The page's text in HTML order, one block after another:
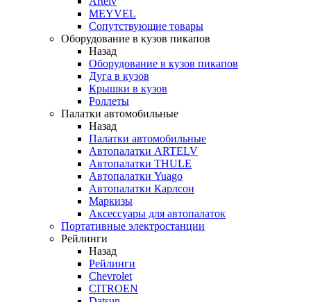
MEYVEL
Сопутствующие товары
Оборудование в кузов пикапов
Назад
Оборудование в кузов пикапов
Дуга в кузов
Крышки в кузов
Роллеты
Палатки автомобильные
Назад
Палатки автомобильные
Автопалатки ARTELV
Автопалатки THULE
Автопалатки Yuago
Автопалатки Карлсон
Маркизы
Аксессуары для автопалаток
Портативные электростанции
Рейлинги
Назад
Рейлинги
Chevrolet
CITROEN